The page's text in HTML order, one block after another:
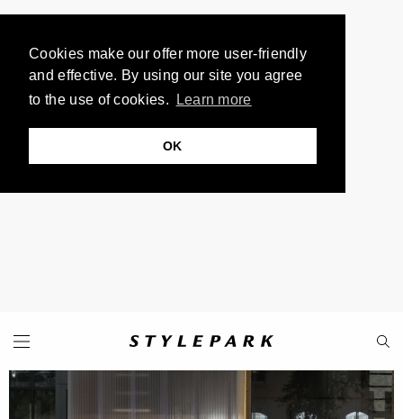
Cookies make our offer more user-friendly
and effective. By using our site you agree
to the use of cookies.
Learn more
OK